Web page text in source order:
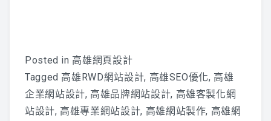
Posted in 高雄網頁設計
Tagged 高雄RWD網站設計, 高雄SEO優化, 高雄
企業網站設計, 高雄品牌網站設計, 高雄客製化網
站設計, 高雄專業網站設計, 高雄網站製作, 高雄網